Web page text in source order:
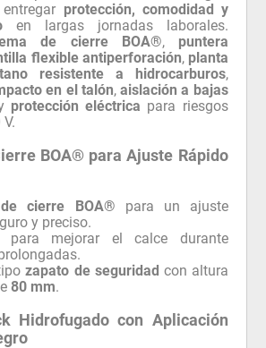
protección, comodidad y
en largas jornadas laborales.
de cierre BOA®, puntera
flexible antiperforación, planta
resistente a hidrocarburos,
en el talón,aislación a bajas
protección eléctrica para riesgos
BOA® para Ajuste Rápido
cierre BOA® para un ajuste
y preciso.
para mejorar el calce durante
zapato de seguridad con altura
80 mm.
Hidrofugado con Aplicación